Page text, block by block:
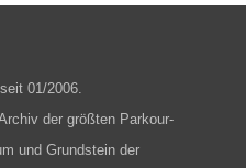
01/2006.
der größten Parkour-
und Grundstein der